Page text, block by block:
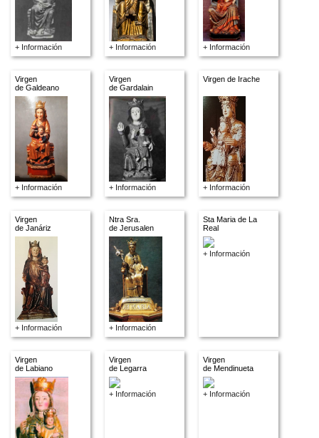
+ Información + Información + Información
Virgen
de Galdeano
+ Información
Virgen
de Gardalain
+ Información
Virgen de Irache
+ Información
Virgen
de Janáriz
+ Información
Ntra Sra.
de Jerusalen
+ Información
Sta Maria de La
Real
+ Información
Virgen
de Labiano
Virgen
de Legarra
+ Información
Virgen
de Mendinueta
+ Información